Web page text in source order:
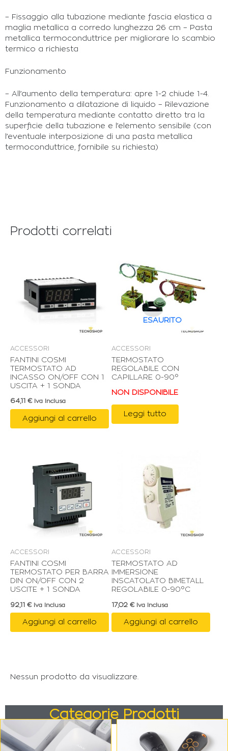
– Fissaggio alla tubazione mediante fascia elastica a
maglia metallica a corredo lunghezza 26 cm – Pasta
metallica termoconduttrice per migliorare lo scambio
termico a richiesta
Funzionamento
– All’aumento della temperatura: apre 1-2 chiude 1-4.
Funzionamento a dilatazione di liquido – Rilevazione
della temperatura mediante contatto diretto tra la
superficie della tubazione e l’elemento sensibile (con
l’eventuale interposizione di una pasta metallica
termoconduttrice, fornibile su richiesta)
Prodotti correlati
ACCESSORI
FANTINI COSMI
TERMOSTATO AD
INCASSO ON/OFF CON 1
USCITA + 1 SONDA
64,11 € Iva Inclusa
Aggiungi al carrello
ESAURITO
ACCESSORI
TERMOSTATO
REGOLABILE CON
CAPILLARE 0-90°
NON DISPONIBILE
Leggi tutto
ACCESSORI
FANTINI COSMI
TERMOSTATO PER BARRA
DIN ON/OFF CON 2
USCITE + 1 SONDA
92,11 € Iva Inclusa
Aggiungi al carrello
ACCESSORI
TERMOSTATO AD
IMMERSIONE
INSCATOLATO BIMETALL
REGOLABILE 0-90°C
17,02 € Iva Inclusa
Aggiungi al carrello
Nessun prodotto da visualizzare.
Categorie Prodotti